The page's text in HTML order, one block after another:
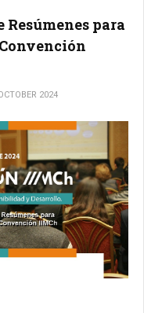
para
2024